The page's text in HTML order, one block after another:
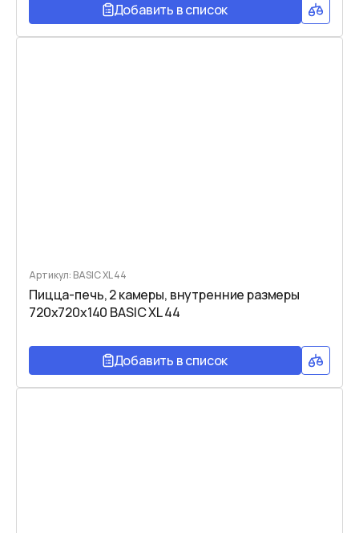
Добавить в список
Артикул: BASIC XL 44
Пицца-печь, 2 камеры, внутренние размеры
720x720x140 BASIC XL 44
Добавить в список